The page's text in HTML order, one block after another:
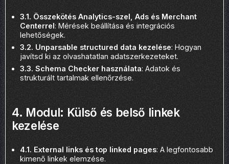
3.1. Összekötés Analytics-szel, Ads és Merchant
Centerrel: Mérések beállítása és integrációs
lehetőségek.
3.2. Unparsable structured data kezelése: Hogyan
javítsd ki az olvashatatlan adatszerkezeteket.
3.3. Schema Checker használata: Adatok és
strukturált tartalmak ellenőrzése.
4. Modul: Külső és belső linkek
kezelése
4.1. External links és top linked pages: A legfontosabb
kimenő linkek elemzése.